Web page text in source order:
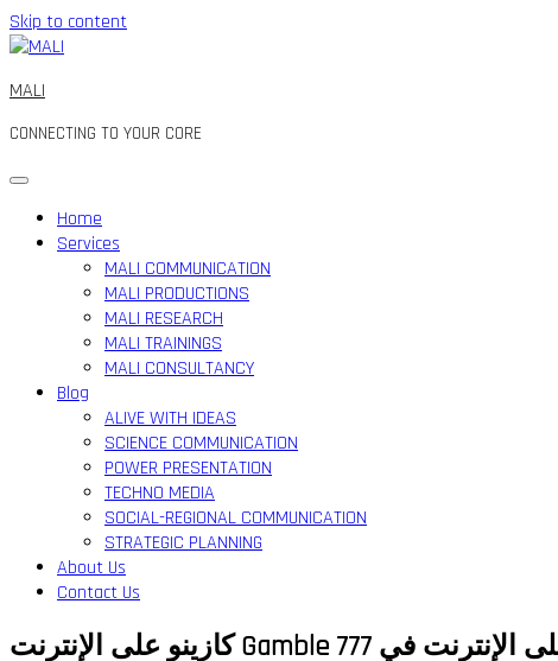
Skip to content
MALI
CONNECTING TO YOUR CORE
Home
Services
MALI COMMUNICATION
MALI PRODUCTIONS
MALI RESEARCH
MALI TRAININGS
MALI CONSULTANCY
Blog
ALIVE WITH IDEAS
SCIENCE COMMUNICATION
POWER PRESENTATION
TECHNO MEDIA
SOCIAL-REGIONAL COMMUNICATION
STRATEGIC PLANNING
About Us
Contact Us